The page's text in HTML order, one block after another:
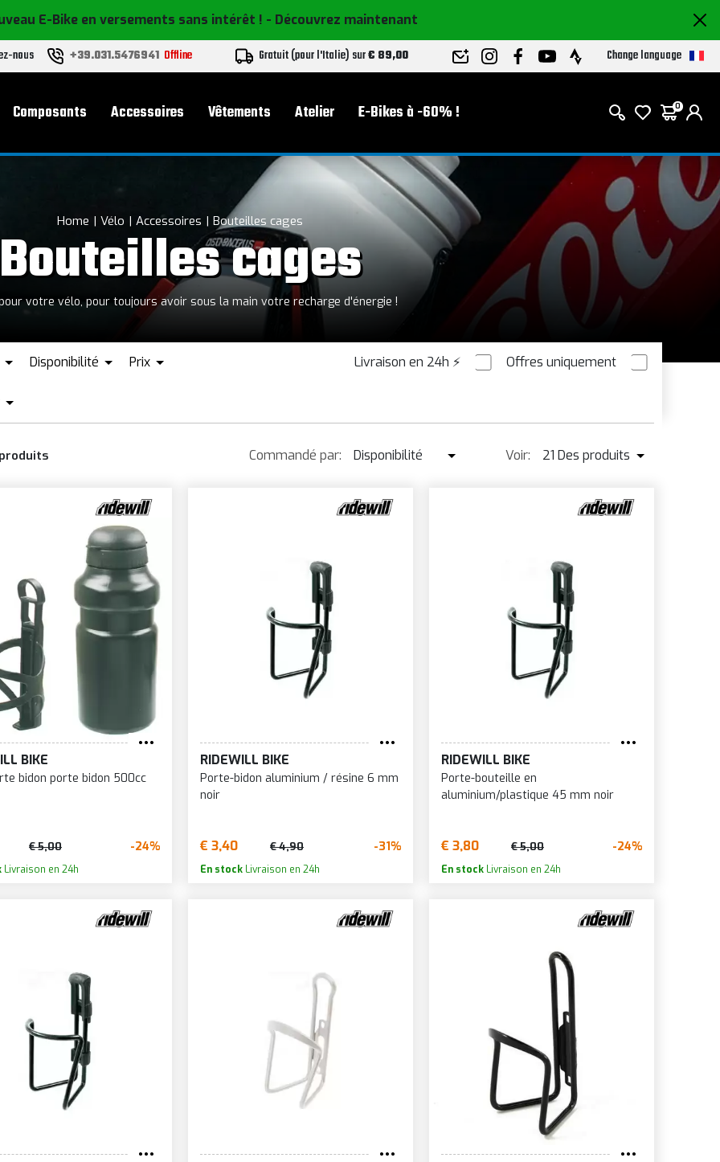
E-Bike en versements sans intérêt ! - Découvrez maintenant
nous +39.031.5476941 Offline Gratuit (pour l'Italie) sur€ 89,00 Change language
Composants Accessoires Vêtements Atelier E-Bikes à -60% ! 0
Home Vélo Accessoires Bouteilles cages
Bouteilles cages
votre vélo, pour toujours avoir sous la main votre recharge d'énergie !
Livraison en 24h ⚡ Offres uniquement
BRAVE CLASSICS
BRN BERNARDI
CAMPAGNOLO
CUBE
ELITE
FOX RACING
LEZYNE
MINOURA
MONDRAKER
MONKEYLINK
MUC-OFF
MV-TEK
ORBEA
ORTLIEB
POINT
PRAXIS
RACEONE
RIXEN KAUL
ROCKY MOUNTAIN
TOPEAK
TRANZX
TUCANO
VAR
VISION
XLC
XON
Disponibilité Prix
BLEU
BLEU BLANC
CLAIR
JAUNE/NOIR
LE NOIR
MARRON
MULTICOLORE
NAPPE DE PÉTROLE
NOIR JAUNE
NOIR ROUGE
NOIR/BLEU
NOIR/BLEU CLAIR
NOIR/VERT
ROSE
ROUGE
VERT MILITAIRE
VERT/VIOLET
VIOLET
Commandé par:
Disponibilité
Best-seller ↓
Voir:
21 Des produits
42 Des produits
BIKE
bidon porte bidon 500cc
€ 5,00 -24%
Livraison en 24h
RIDEWILL BIKE
Porte-bidon aluminium / résine 6 mm
noir
€ 3,40 € 4,90 -31%
En stockLivraison en 24h
RIDEWILL BIKE
Porte-bouteille en
aluminium/plastique 45 mm noir
€ 3,80 € 5,00 -24%
En stockLivraison en 24h